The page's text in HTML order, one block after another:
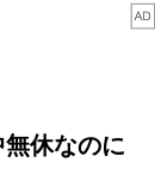
無休なのに